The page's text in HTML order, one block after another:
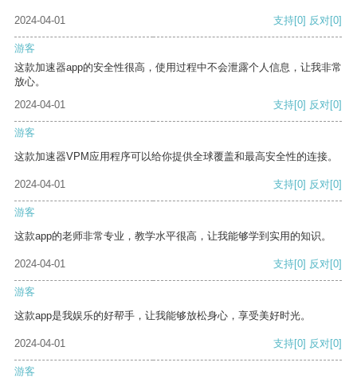
2024-04-01 支持[0] 反对[0]
游客
这款加速器app的安全性很高，使用过程中不会泄露个人信息，让我非常
放心。
2024-04-01
支持[0] 反对[0]
游客
这款加速器VPM应用程序可以给你提供全球覆盖和最高安全性的连接。
2024-04-01 支持[0] 反对[0]
游客
这款app的老师非常专业，教学水平很高，让我能够学到实用的知识。
2024-04-01 支持[0] 反对[0]
游客
这款app是我娱乐的好帮手，让我能够放松身心，享受美好时光。
2024-04-01 支持[0] 反对[0]
游客